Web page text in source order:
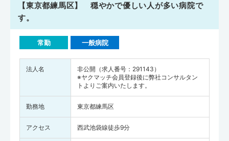
【東京都練馬区】 穏やかで優しい人が多い病院で
す。
常勤 一般病院
法人名
非公開（求人番号：291143）
※ヤクマッチ会員登録後に弊社コンサルタン
トよりご案内いたします。
勤務地 東京都練馬区
アクセス 西武池袋線徒歩9分